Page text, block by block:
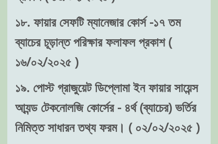
১৮. ফায়ার সেফটি ম্যানেজার কোর্স -১৭ তম
ব্যাচের চূড়ান্ত পরিক্ষার ফলাফল প্রকাশ (
১৬/০২/২০২৫ )
১৯. পোস্ট গ্রাজুয়েট ডিপ্লোমা ইন ফায়ার সায়েন্স
আ্যন্ড টেকনোলজি কোর্সের - ৪র্থ (ব্যাচের) ভর্তির
নিমিত্ত সাধারন তথ্য ফরম। ( ০২/০২/২০২৫ )